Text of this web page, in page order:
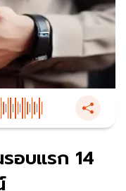
รอบแรก 14